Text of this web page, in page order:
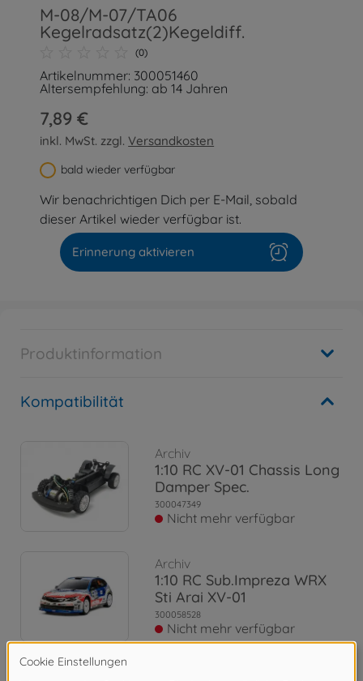
M-08/M-07/TA06
Kegelradsatz(2)Kegeldiff.
(0)
Artikelnummer: 300051460
Altersempfehlung: ab 14 Jahren
7,89 €
inkl. MwSt. zzgl.Versandkosten
bald wieder verfügbar
Wir benachrichtigen Dich per E-Mail, sobald
dieser Artikel wieder verfügbar ist.
Erinnerung aktivieren
Produktinformation
Kompatibilität
Archiv
1:10 RC XV-01 Chassis Long
Damper Spec.
300047349
Nicht mehr verfügbar
Archiv
1:10 RC Sub.Impreza WRX
Sti Arai XV-01
300058528
Nicht mehr verfügbar